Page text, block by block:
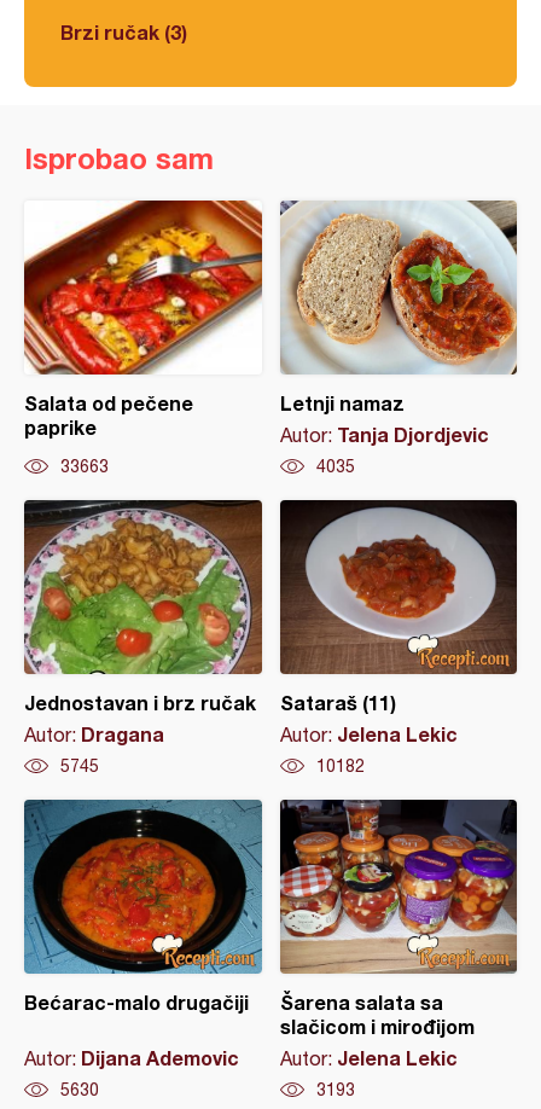
Brzi ručak (3)
Isprobao sam
Salata od pečene
paprike
33663
Letnji namaz
Autor: Tanja Djordjevic
4035
Jednostavan i brz ručak
Autor: Dragana
5745
Sataraš (11)
Autor: Jelena Lekic
10182
Bećarac-malo drugačiji
Autor: Dijana Ademovic
5630
Šarena salata sa
slačicom i mirođijom
Autor: Jelena Lekic
3193